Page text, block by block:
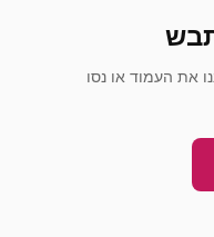
את העמוד או נסו